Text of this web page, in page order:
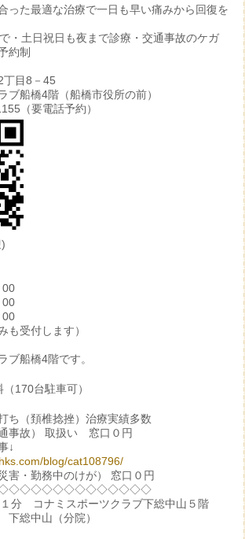
った最適な治療で一日も早い痛みから回復を
・土日祝日も夜まで診療・交通事故のケガ
約制
丁目8－45
ブ船橋4階（船橋市役所の前）
（要電話予約）
00
00
00
も受付します）
ブ船橋4階です。
170台駐車可）
ち（頚椎捻挫）治療実績多数
事故） 取扱い 窓口０円
↓
blog/cat108796/
害・勤務中のけが） 窓口０円
分 コナミスポーツクラブ下総中山５階
総中山（分院）